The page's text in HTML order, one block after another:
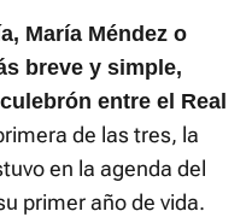
María Méndez o
breve y simple,
entre el Real
de las tres, la
en la agenda del
primer año de vida.